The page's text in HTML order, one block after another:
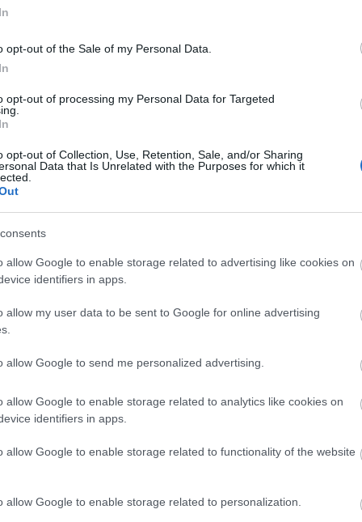
opt-out of the Sale of my Personal Data.
opt-out of processing my Personal Data for Targeted
opt-out of Collection, Use, Retention, Sale, and/or Sharing
Data that Is Unrelated with the Purposes for which it
allow Google to enable storage related to advertising like cookies on
identifiers in apps.
allow my user data to be sent to Google for online advertising
allow Google to send me personalized advertising.
allow Google to enable storage related to analytics like cookies on
identifiers in apps.
allow Google to enable storage related to functionality of the website
allow Google to enable storage related to personalization.
Πλήρης Οδηγός για την Καλλιέργεια
16 Μαρτίου 2026 στις 10:49:58 μ.μ. UTC
στον κήπο του σπιτιού σας ανοίγει πόρτες σε αιώνες
γλυκές ρίζες που οι άνθρωποι εκτιμούν εδώ και
βότανα, αλλά η καλλιέργεια γλυκόριζας ανταμείβει
περισσότερα...
ένα δέντρο και να το βλέπεις να μεγαλώνει,
του κήπου. Για μένα, η καλλιέργεια δέντρων είναι
φροντίδα και την ήσυχη χαρά της φροντίδας της
ίσως ακόμη και από εμένα. Μου αρέσει να επιλέγω το
να τεντώνονται αργά προς τον ουρανό, με κάθε
μέρα.
την κατηγορία και τις υποκατηγορίες της:
ποικιλίες δέντρων Dogwood για τον
2025 στις 2:31:28 μ.μ. UTC
την αυτοφυή κρανιά σε ομορφιά όταν είναι
κομψή τους μορφή, το εποχιακό ενδιαφέρον και το
προσθήκες σε σχεδόν οποιοδήποτε τοπίο.
δέντρων Crabapple για να φυτέψετε στον